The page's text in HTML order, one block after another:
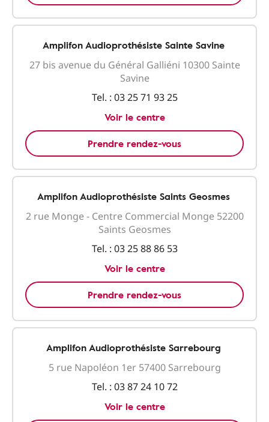
Amplifon Audioprothésiste Sainte Savine
27 bis avenue du Général Galliéni 10300 Sainte
Savine
Tel. : 03 25 71 93 25
Voir le centre
Prendre rendez-vous
Amplifon Audioprothésiste Saints Geosmes
2 rue Monge - Centre Commercial Monge 52200
Saints Geosmes
Tel. : 03 25 88 86 53
Voir le centre
Prendre rendez-vous
Amplifon Audioprothésiste Sarrebourg
5 rue Napoléon 1er 57400 Sarrebourg
Tel. : 03 87 24 10 72
Voir le centre